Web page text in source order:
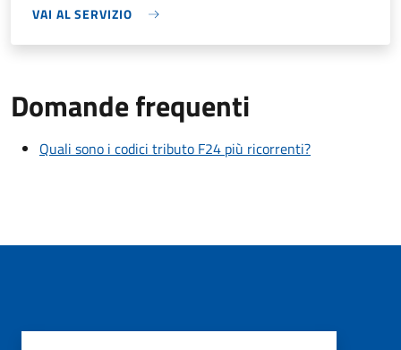
VAI AL SERVIZIO
Domande frequenti
Quali sono i codici tributo F24 più ricorrenti?